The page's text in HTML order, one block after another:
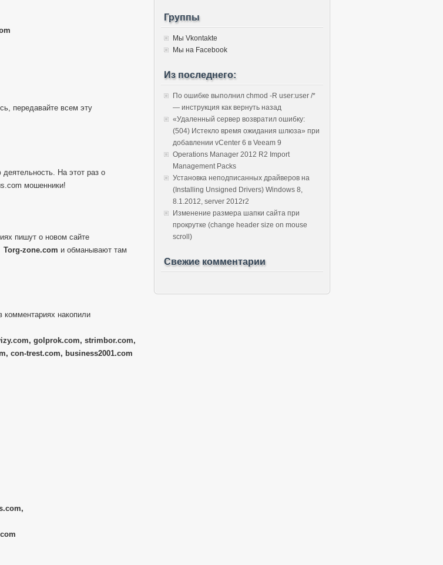
передавайте всем эту
На этот раз о
мошенники!
пишут о новом сайте
Torg-zone.com и обманывают там
накопили
golprok.com, strimbor.com,
con-trest.com, business2001.com
Группы
Мы Vkontakte
Мы на Facebook
Из последнего:
По ошибке выполнил chmod -R user:user /*
— инструкция как вернуть назад
«Удаленный сервер возвратил ошибку:
(504) Истекло время ожидания шлюза» при
добавлении vCenter 6 в Veeam 9
Operations Manager 2012 R2 Import
Management Packs
Установка неподписанных драйверов на
(Installing Unsigned Drivers) Windows 8,
8.1.2012, server 2012r2
Изменение размера шапки сайта при
прокрутке (change header size on mouse
scroll)
Свежие комментарии